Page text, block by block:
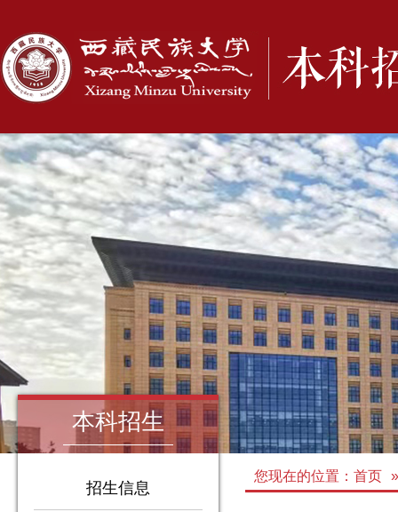
本科招生
招生信息
您现在的位置： 首页